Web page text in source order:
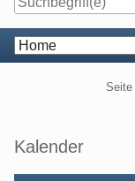
Navigation
Seite
Seitenleiste
Kalender